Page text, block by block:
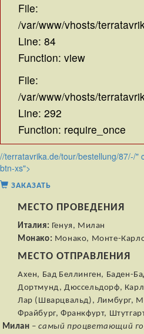
File:
/var/www/vhosts/
Line: 84
Function: view
File:
/var/www/vhosts/
Line: 292
Function: require_once
//terratavrika.de/tour/bestellung/87/-/"
btn-xs">
ЗАКАЗАТЬ
МЕСТО ПРОВЕДЕНИЯ
Италия: Генуя, Милан
Монако: Монако, Монте-
МЕСТО ОТПРАВЛЕНИЯ
Ахен, Бад Беллинген, Баден-
Дортмунд, Дюссельдорф,
Лар (Шварцвальд), Лимбург,
Фрайбург, Франкфурт,
Милан – самый процветающий